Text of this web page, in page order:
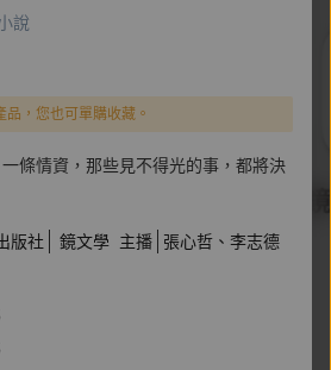
說
，您也可單購收藏。
條情資，那些見不得光的事，都將決
版社 鏡文學 主播 張心哲 李志德